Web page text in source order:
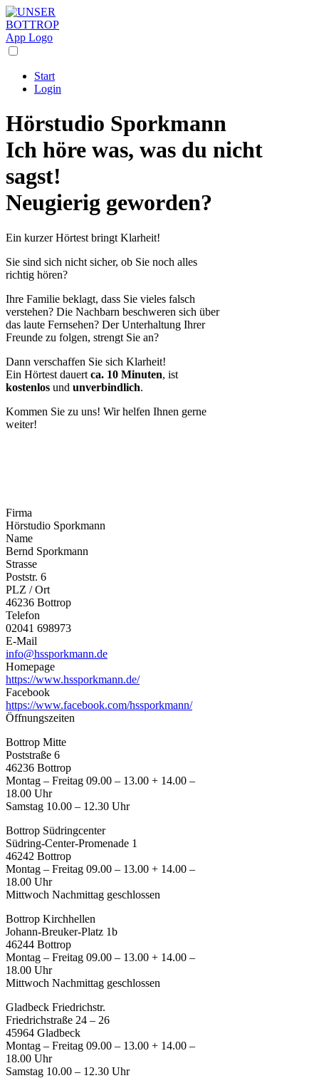
Start
Login
Hörstudio Sporkmann
Ich höre was, was du nicht
sagst!
Neugierig geworden?
Ein kurzer Hörtest bringt Klarheit!
Sie sind sich nicht sicher, ob Sie noch alles
richtig hören?
Ihre Familie beklagt, dass Sie vieles falsch
verstehen? Die Nachbarn beschweren sich über
das laute Fernsehen? Der Unterhaltung Ihrer
Freunde zu folgen, strengt Sie an?
Dann verschaffen Sie sich Klarheit!
Ein Hörtest dauert ca. 10 Minuten, ist
kostenlos und unverbindlich.
Kommen Sie zu uns! Wir helfen Ihnen gerne
weiter!
Firma
Hörstudio Sporkmann
Name
Bernd Sporkmann
Strasse
Poststr. 6
PLZ / Ort
46236 Bottrop
Telefon
02041 698973
E-Mail
info@hssporkmann.de
Homepage
https://www.hssporkmann.de/
Facebook
https://www.facebook.com/hssporkmann/
Öffnungszeiten
Bottrop Mitte
Poststraße 6
46236 Bottrop
Montag – Freitag 09.00 – 13.00 + 14.00 –
18.00 Uhr
Samstag 10.00 – 12.30 Uhr
Bottrop Südringcenter
Südring-Center-Promenade 1
46242 Bottrop
Montag – Freitag 09.00 – 13.00 + 14.00 –
18.00 Uhr
Mittwoch Nachmittag geschlossen
Bottrop Kirchhellen
Johann-Breuker-Platz 1b
46244 Bottrop
Montag – Freitag 09.00 – 13.00 + 14.00 –
18.00 Uhr
Mittwoch Nachmittag geschlossen
Gladbeck Friedrichstr.
Friedrichstraße 24 – 26
45964 Gladbeck
Montag – Freitag 09.00 – 13.00 + 14.00 –
18.00 Uhr
Samstag 10.00 – 12.30 Uhr